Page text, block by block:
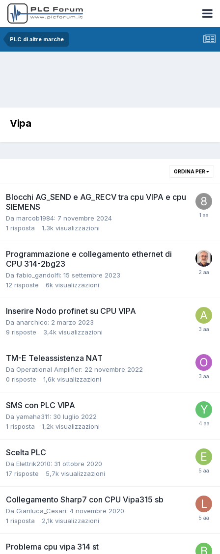
PLC di altre marche
Vipa
ORDINA PER
Blocchi AG_SEND e AG_RECV tra cpu VIPA e cpu
SIEMENS
Da marcob1984: 7 novembre 2024
1 risposta 1,3k visualizzazioni
Programmazione e collegamento ethernet di
CPU 314-2bg23
Da fabio_gandolfi: 15 settembre 2023
12 risposte 6k visualizzazioni
Inserire Nodo profinet su CPU VIPA
Da anarchico: 2 marzo 2023
9 risposte 3,4k visualizzazioni
TM-E Teleassistenza NAT
Da Operational Amplifier: 22 novembre 2022
0 risposte 1,6k visualizzazioni
SMS con PLC VIPA
Da yamaha311: 30 luglio 2022
1 risposta 1,2k visualizzazioni
Scelta PLC
Da Elettrik2010: 31 ottobre 2020
17 risposte 5,7k visualizzazioni
Collegamento Sharp7 con CPU Vipa315 sb
Da Gianluca_Cesari: 4 novembre 2020
1 risposta 2,1k visualizzazioni
Problema cpu vipa 314 st